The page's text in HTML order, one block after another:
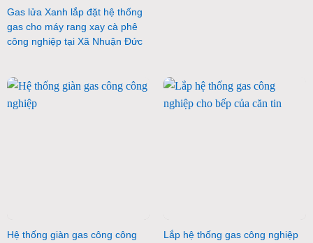
Gas lửa Xanh lắp đặt hệ thống
gas cho máy rang xay cà phê
công nghiệp tại Xã Nhuận Đức
Hệ thống giàn gas công công
Lắp hệ thống gas công nghiệp